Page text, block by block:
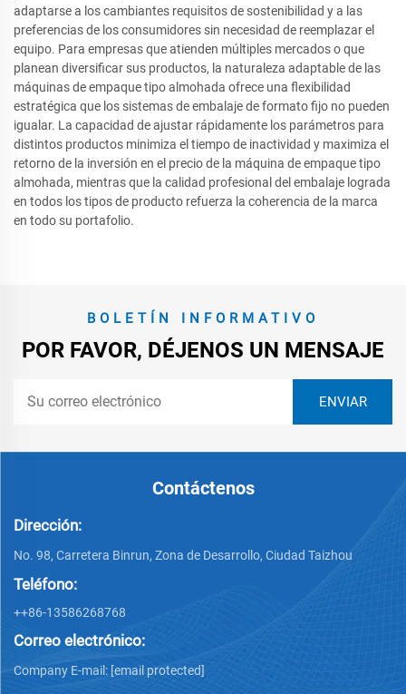
adaptarse a los cambiantes requisitos de sostenibilidad y a las
preferencias de los consumidores sin necesidad de reemplazar el
equipo. Para empresas que atienden múltiples mercados o que
planean diversificar sus productos, la naturaleza adaptable de las
máquinas de empaque tipo almohada ofrece una flexibilidad
estratégica que los sistemas de embalaje de formato fijo no pueden
igualar. La capacidad de ajustar rápidamente los parámetros para
distintos productos minimiza el tiempo de inactividad y maximiza el
retorno de la inversión en el precio de la máquina de empaque tipo
almohada, mientras que la calidad profesional del embalaje lograda
en todos los tipos de producto refuerza la coherencia de la marca
en todo su portafolio.
BOLETÍN INFORMATIVO
POR FAVOR, DÉJENOS UN MENSAJE
Contáctenos
Dirección:
No. 98, Carretera Binrun, Zona de Desarrollo, Ciudad Taizhou
Teléfono:
++86-13586268768
Correo electrónico:
Company E-mail: [email protected]